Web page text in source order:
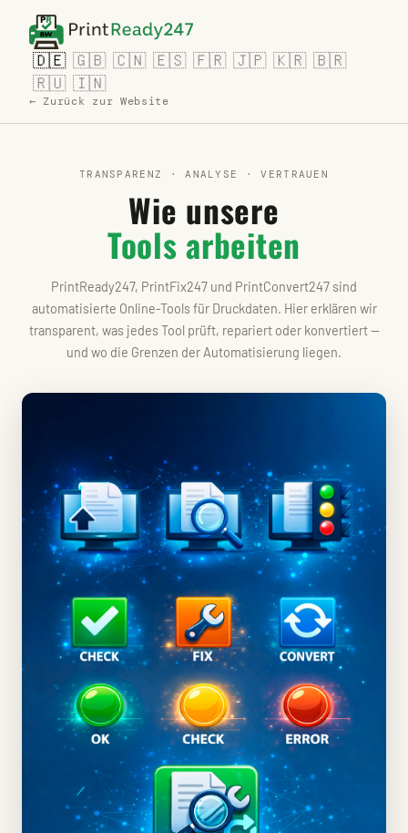
🇩🇪 🇬🇧 🇨🇳 🇪🇸 🇫🇷 🇯🇵 🇰🇷 🇧🇷
🇷🇺 🇮🇳
← Zurück zur Website
TRANSPARENZ · ANALYSE · VERTRAUEN
Wie unsere
Tools arbeiten
PrintReady247, PrintFix247 und PrintConvert247 sind
automatisierte Online-Tools für Druckdaten. Hier erklären wir
transparent, was jedes Tool prüft, repariert oder konvertiert —
und wo die Grenzen der Automatisierung liegen.